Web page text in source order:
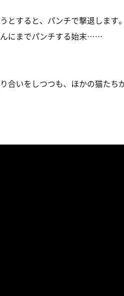
とすると、パンチで撃退します。
にまでパンチする始末……
合いをしつつも、ほかの猫たち